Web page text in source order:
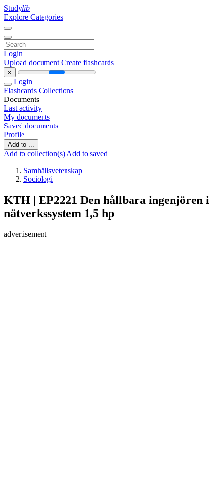
Studylib
Explore Categories
Login
Upload document Create flashcards
×
Login
Flashcards Collections
Documents
Last activity
My documents
Saved documents
Profile
Add to ...
Add to collection(s) Add to saved
Samhällsvetenskap
Sociologi
KTH | EP2221 Den hållbara ingenjören i
nätverkssystem 1,5 hp
advertisement